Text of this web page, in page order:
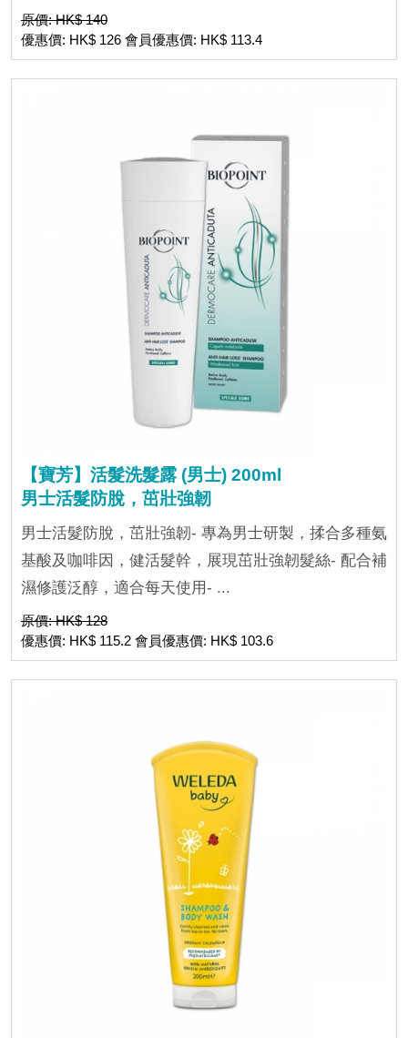
原價: HK$ 140
優惠價: HK$ 126 會員優惠價: HK$ 113.4
【寶芳】活髮洗髮露 (男士) 200ml
男士活髮防脫，茁壯強韌
男士活髮防脫，茁壯強韌- 專為男士研製，揉合多種氨
基酸及咖啡因，健活髮幹，展現茁壯強韌髮絲- 配合補
濕修護泛醇，適合每天使用- ...
原價: HK$ 128
優惠價: HK$ 115.2 會員優惠價: HK$ 103.6